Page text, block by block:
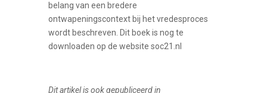
belang van een bredere
ontwapeningscontext bij het vredesproces
wordt beschreven. Dit boek is nog te
downloaden op de website soc21.nl
Dit artikel is ook gepubliceerd in